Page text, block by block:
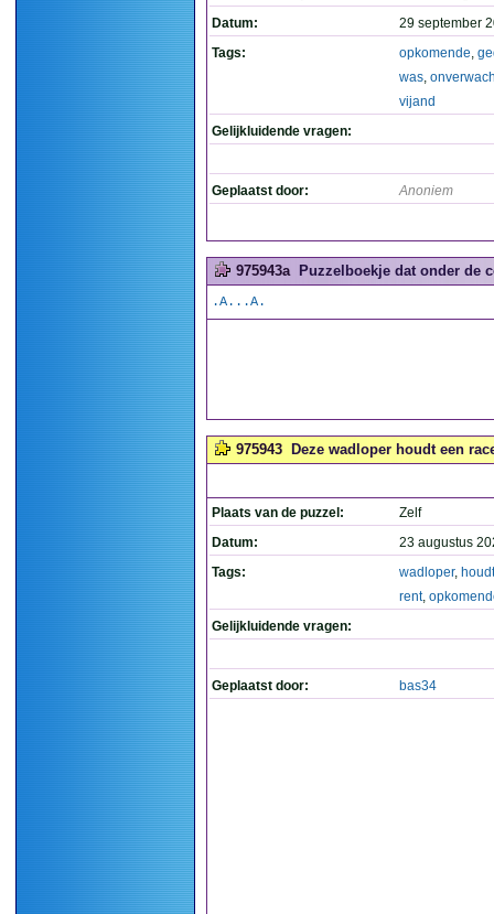
Datum:
29 september
Tags:
opkomende,
was,
vijand
Gelijkluidende vragen:
Geplaatst door: Anoniem
975943a Puzzelboekje dat onder de
.A...A.
975943 Deze wadloper houdt een
Plaats van de puzzel:
Zelf
Datum:
23 augustus
Tags:
wadloper, houdt
rent,
Gelijkluidende vragen:
Geplaatst door: bas34